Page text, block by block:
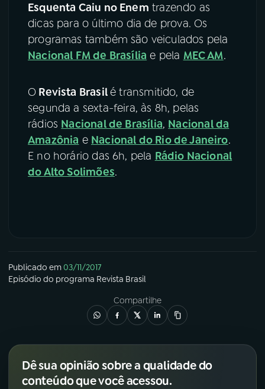
Esquenta Caiu no Enem trazendo as
dicas para o último dia de prova. Os
programas também são veiculados pela
Nacional FM de Brasília e pela MEC AM.
O Revista Brasilé transmitido, de
segunda a sexta-feira, às 8h, pelas
rádios Nacional de Brasília, Nacional da
Amazônia e Nacional do Rio de Janeiro.
E no horário das 6h, pela Rádio Nacional
do Alto Solimões.
Publicado em03/11/2017
Episódio do programa Revista Brasil
Compartilhe
Dê sua opinião sobre a qualidade do
conteúdo que você acessou.